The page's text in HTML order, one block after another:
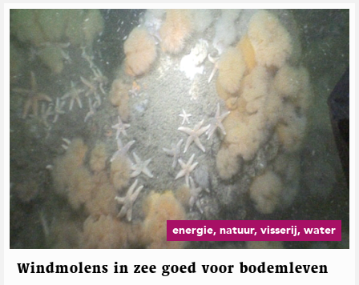
energie, natuur, visserij, water
Windmolens in zee goed voor bodemleven